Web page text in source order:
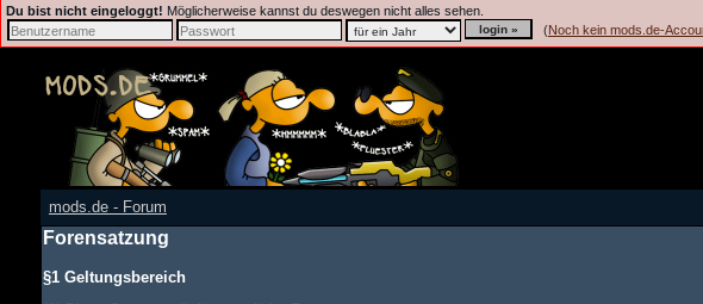
Du bist nicht eingeloggt! Möglicherweise kannst du deswegen nicht alles sehen.
(Noch kein mods.de-
mods.de - Forum
Forensatzung
§1 Geltungsbereich